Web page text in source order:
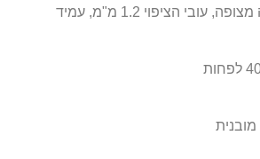
עשוי ממתכת חזקה מצופה, עובי הציפוי 1.2 מ"מ, עמיד